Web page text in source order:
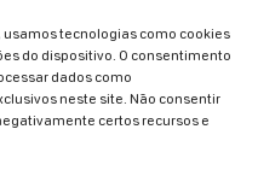
tecnologias como cookies
do dispositivo. O consentimento
dados como
neste site. Não consentir
certos recursos e